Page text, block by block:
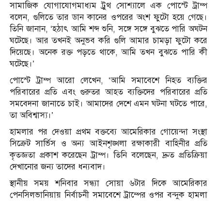
সামাজিক যোগাযোগমাধ্যম ট্রুথ সোশ্যালে এক পোস্টে ট্রাম্প
বলেন, গুলিতে তার ডান কানের ওপরের অংশ ফুটো হয়ে গেছে।
তিনি জানান, ‘হঠাৎ আমি শব্দ শুনি, সঙ্গে সঙ্গে বুঝতে পারি অঘটন
ঘটেছে। আর তখনই অনুভব করি গুলি আমার চামড়া ফুটো করে
দিয়েছে। অনেক রক্ত পড়তে থাকে, আমি তখন বুঝতে পারি কী
ঘটেছে।’
পোস্টে ট্রাম্প আরো লেখেন, ‘আমি সমাবেশে নিহত ব্যক্তির
পরিবারের প্রতি এবং গুরুতর আহত ব্যক্তিদের পরিবারের প্রতি
সমবেদনা জানাতে চাই। আমাদের দেশে এমন ঘটনা ঘটতে পারে,
তা অবিশ্বাস্য।’
হামলার পর দেওয়া প্রথম বক্তব্যে আমেরিকার গোয়েন্দা সংস্থা
সিক্রেট সার্ভিস ও অন্য আইনশৃঙ্খলা রক্ষাকারী বাহিনীর প্রতি
কৃতজ্ঞতা প্রকাশ করেছেন ট্রাম্প। তিনি বলেছেন, দ্রুত প্রতিক্রিয়া
দেখানোর জন্য তাদের ধন্যবাদ।
স্থানীয় সময় শনিবার সন্ধ্যা সোয়া ৬টার দিকে আমেরিকার
পেনসিলভানিয়ায় নির্বাচনী সমাবেশে ট্রাম্পের ওপর বন্দুক হামলা